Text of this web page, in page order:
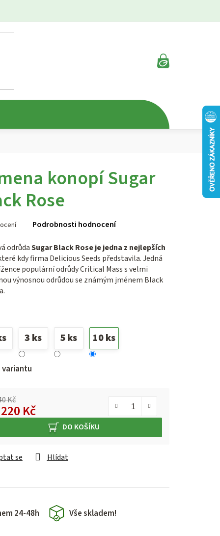
NÁKUPNÍ
konopí Sugar
Rose
Podrobnosti hodnocení
odrůdaSugar Black Rose je jedna z nejlepších
kdy firma Delicious Seeds představila. Jedná
populární odrůdy Critical Mass s velmi
výnosnou odrůdou se známým jménem Black
3 ks 5 ks 10 ks
Kč
220 Kč
cena:
DO KOŠÍKU
se Hlídat
24-48h Vše skladem!